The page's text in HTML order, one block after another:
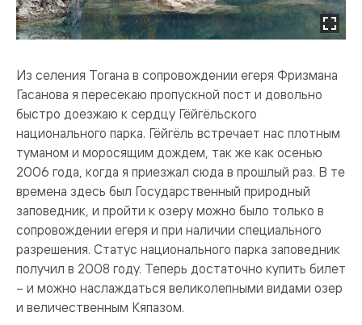
Из селения Тогана в сопровождении егеря Фризмана
Гасанова я пересекаю пропускной пост и довольно
быстро доезжаю к сердцу Гёйгёльского
национального парка. Гёйгёль встречает нас плотным
туманом и моросящим дождем, так же как осенью
2006 года, когда я приезжал сюда в прошлый раз. В те
времена здесь был Государственный природный
заповедник, и пройти к озеру можно было только в
сопровождении егеря и при наличии специального
разрешения. Статус национального парка заповедник
получил в 2008 году. Теперь достаточно купить билет
– и можно наслаждаться великолепными видами озер
и величественным Кяпазом.